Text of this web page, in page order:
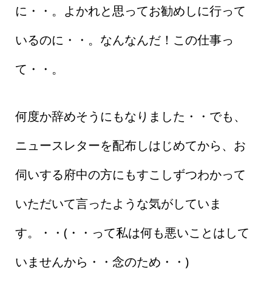
に・・。よかれと思ってお勧めしに行って
いるのに・・。なんなんだ！この仕事っ
て・・。
何度か辞めそうにもなりました・・でも、
ニュースレターを配布しはじめてから、お
伺いする府中の方にもすこしずつわかって
いただいて言ったような気がしていま
す。・・(・・って私は何も悪いことはして
いませんから・・念のため・・)